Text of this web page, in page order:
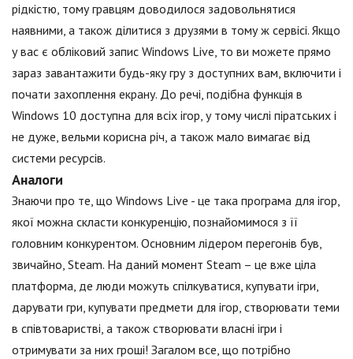
рідкістю, тому гравцям доводилося задовольнятися
наявними, а також ділитися з друзями в тому ж сервісі. Якщо
у вас є обліковий запис Windows Live, то ви можете прямо
зараз завантажити будь-яку гру з доступних вам, включити і
почати захоплення екрану. До речі, подібна функція в
Windows 10 доступна для всіх ігор, у тому числі піратських і
не дуже, вельми корисна річ, а також мало вимагає від
системи ресурсів.
Аналоги
Знаючи про те, що Windows Live - це така програма для ігор,
якої можна скласти конкуренцію, познайомимося з її
головним конкурентом. Основним лідером перегонів був,
звичайно, Steam. На даний момент Steam – це вже ціла
платформа, де люди можуть спілкуватися, купувати ігри,
дарувати гри, купувати предмети для ігор, створювати теми
в співтоваристві, а також створювати власні ігри і
отримувати за них гроші! Загалом все, що потрібно